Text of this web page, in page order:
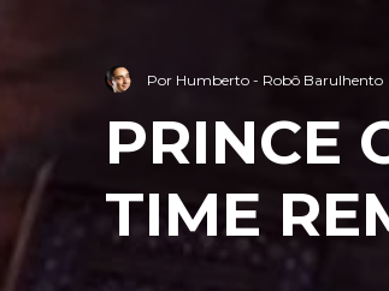
Por Humberto - Robô Barulhento
PRINCE
TIME